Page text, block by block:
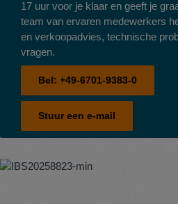
17 uur voor je klaar en geeft je
team van ervaren medewerkers
en verkoopadvies, technische
vragen.
Bel: +49-6701-9383-0
Stuur een e-mail